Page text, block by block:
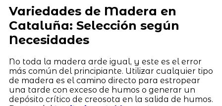
Variedades de Madera en
Cataluña: Selección según
Necesidades
No toda la madera arde igual, y este es el error
más común del principiante. Utilizar cualquier tipo
de madera es el camino directo para estropear
una tarde con exceso de humos o generar un
depósito crítico de creosota en la salida de humos.